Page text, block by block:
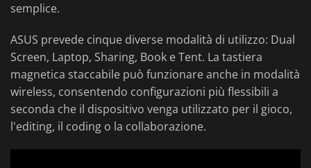
semplice.
ASUS prevede cinque diverse modalità di utilizzo: Dual
Screen, Laptop, Sharing, Book e Tent. La tastiera
magnetica staccabile può funzionare anche in modalità
wireless, consentendo configurazioni più flessibili a
seconda che il dispositivo venga utilizzato per il gioco,
l'editing, il coding o la collaborazione.